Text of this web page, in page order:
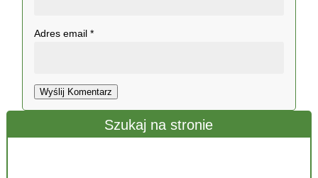
Szukaj na stronie
Adres email*
Wyślij Komentarz